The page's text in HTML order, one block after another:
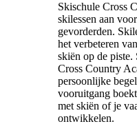
Skischule Cross
skilessen aan
gevorderden.
het verbeteren
skiën op de
Cross Country
persoonlijke
vooruitgang
met skiën of je
ontwikkelen.